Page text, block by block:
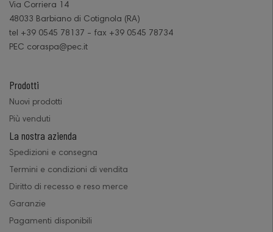
Via Corriera 14
48033 Barbiano di Cotignola (RA)
tel +39 0545 78137 - fax +39 0545 78734
PEC coraspa@pec.it
Prodotti
Nuovi prodotti
Più venduti
La nostra azienda
Spedizioni e consegna
Termini e condizioni di vendita
Diritto di recesso e reso merce
Garanzie
Pagamenti disponibili